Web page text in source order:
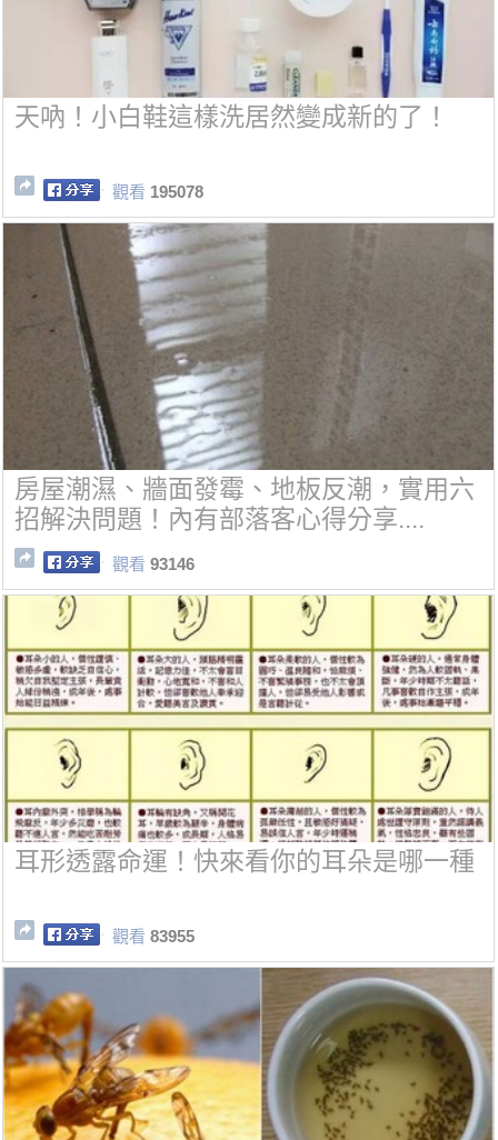
天吶！小白鞋這樣洗居然變成新的了！
觀看 195078
房屋潮濕、牆面發霉、地板反潮，實用六
招解決問題！內有部落客心得分享....
觀看 93146
耳形透露命運！快來看你的耳朵是哪一種
觀看 83955